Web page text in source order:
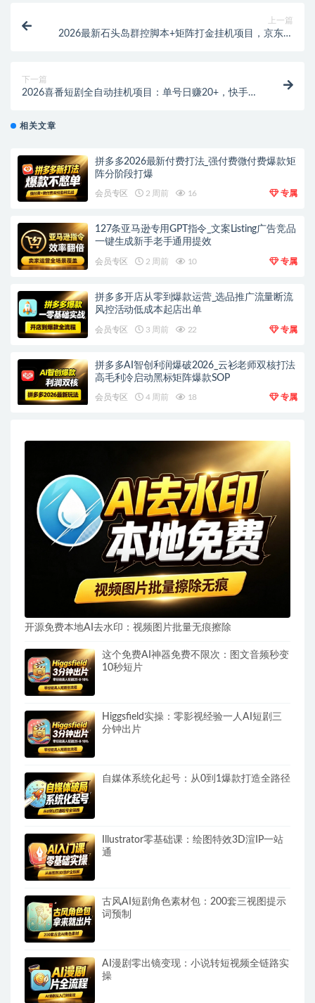
上一篇
2026最新石头岛群控脚本+矩阵打金挂机项目，京东卡
下一篇
2026喜番短剧全自动挂机项目：单号日赚20+，快手官
相关文章
拼多多2026最新付费打法_强付费微付费爆款矩
阵分阶段打爆
会员专区 2 周前 16 专属
127条亚马逊专用GPT指令_文案Listing广告竞品
一键生成新手老手通用提效
会员专区 2 周前 10 专属
拼多多开店从零到爆款运营_选品推广流量断流
风控活动低成本起店出单
会员专区 3 周前 22 专属
拼多多AI智创利润爆破2026_云衫老师双核打法
高毛利冷启动黑标矩阵爆款SOP
会员专区 4 周前 18 专属
开源免费本地AI去水印：视频图片批量无痕擦除
这个免费AI神器免费不限次：图文音频秒变
10秒短片
Higgsfield实操：零影视经验一人AI短剧三
分钟出片
自媒体系统化起号：从0到1爆款打造全路径
Illustrator零基础课：绘图特效3D渲IP一站
通
古风AI短剧角色素材包：200套三视图提示
词预制
AI漫剧零出镜变现：小说转短视频全链路实
操